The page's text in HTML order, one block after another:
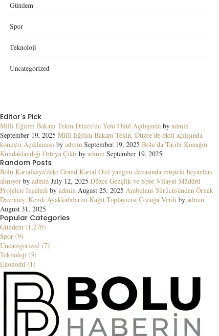
Gündem
Spor
Teknoloji
Uncategorized
Editor's Pick
Milli Eğitim Bakanı Tekin Düzce’de Yeni Okul Açılışında by admin
September 19, 2025 Milli Eğitim Bakanı Tekin, Düzce’de okul açılışında
konuştu Açıklaması by admin September 19, 2025 Bolu’da Tarihi Konağın
Kundaklandığı Ortaya Çıktı by admin September 19, 2025
Random Posts
Bolu Kartalkaya’daki Grand Kartal Otel yangını davasında müşteki beyanları
alınıyor by admin July 12, 2025 Düzce Gençlik ve Spor Vilayet Müdürü
Projeleri İnceledi by admin August 25, 2025 Ambulans Sürücüsünden Örnek
Davranış: Kendi Ayakkabılarını Kağıt Toplayıcısı Çocuğa Verdi by admin
August 31, 2025
Popular Categories
Gündem (1,270)
Spor (9)
Uncategorized (7)
Teknoloji (5)
Ekonomi (1)